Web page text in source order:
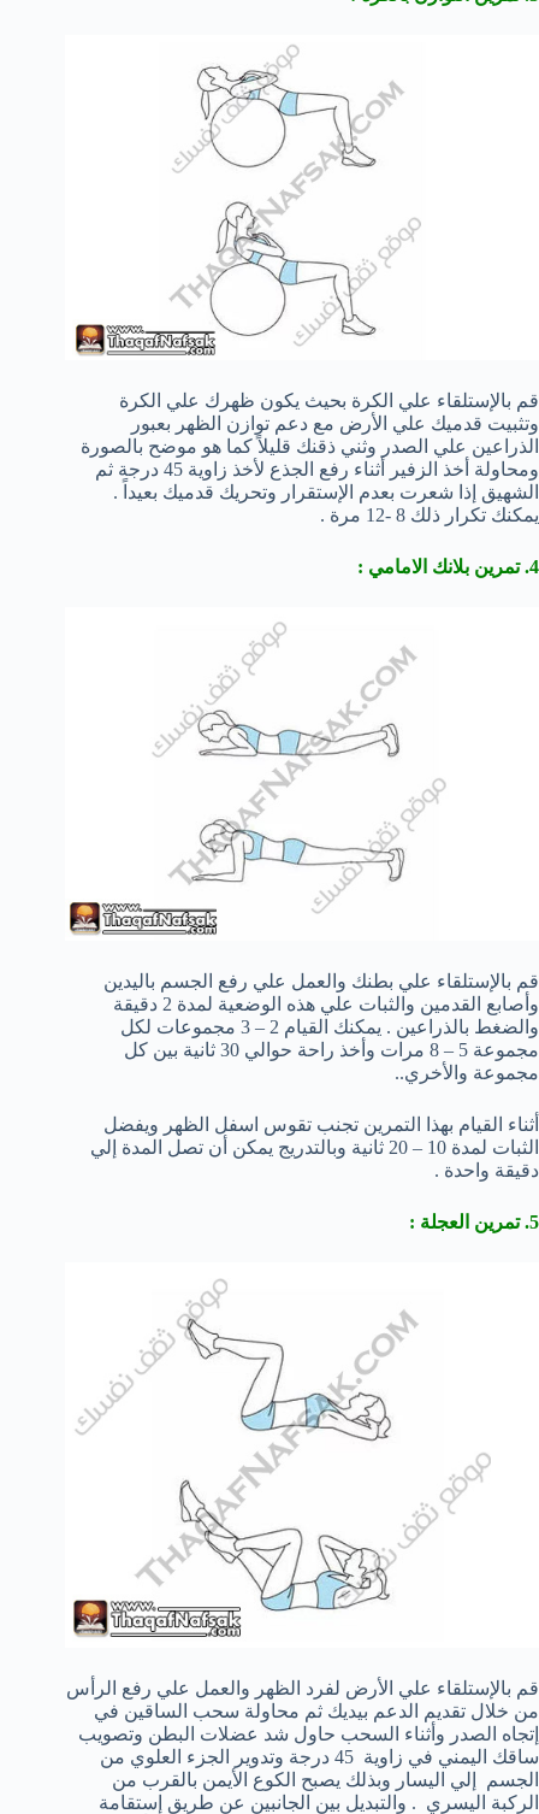
قم بالإستلقاء علي الكرة بحيث يكون ظهرك علي الكرة
وتثبيت قدميك علي الأرض مع دعم توازن الظهر بعبور
الذراعين علي الصدر وثني ذقنك قليلاً كما هو موضح بالصورة
ومحاولة أخذ الزفير أثناء رفع الجذع لأخذ زاوية 45 درجة ثم
الشهيق إذا شعرت بعدم الإستقرار وتحريك قدميك بعيداً .
يمكنك تكرار ذلك 8 -12 مرة .
4. تمرين بلانك الامامي :
قم بالإستلقاء علي بطنك والعمل علي رفع الجسم باليدين
وأصابع القدمين والثبات علي هذه الوضعية لمدة 2 دقيقة
والضغط بالذراعين . يمكنك القيام 2 – 3 مجموعات لكل
مجموعة 5 – 8 مرات وأخذ راحة حوالي 30 ثانية بين كل
مجموعة والأخري..
أثناء القيام بهذا التمرين تجنب تقوس اسفل الظهر ويفضل
الثبات لمدة 10 – 20 ثانية وبالتدريج يمكن أن تصل المدة إلي
دقيقة واحدة .
5. تمرين العجلة :
قم بالإستلقاء علي الأرض لفرد الظهر والعمل علي رفع الرأس
من خلال تقديم الدعم بيديك ثم محاولة سحب الساقين في
إتجاه الصدر وأثناء السحب حاول شد عضلات البطن وتصويب
ساقك اليمني في زاوية 45 درجة وتدوير الجزء العلوي من
الجسم إلي اليسار وبذلك يصبح الكوع الأيمن بالقرب من
الركبة اليسري . والتبديل بين الجانبين عن طريق إستقامة